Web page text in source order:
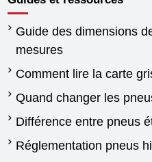
Guide des dimensions
mesures
Comment lire la carte
Quand changer les
Différence entre pneus
Réglementation pneus